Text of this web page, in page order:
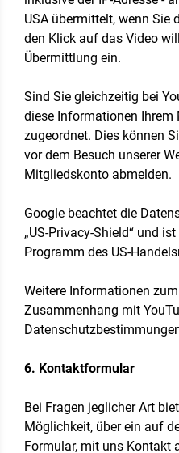
USA übermittelt, wenn Sie
den Klick auf das Video
Übermittlung ein.
Sind Sie gleichzeitig bei
diese Informationen Ihrem
zugeordnet. Dies können
vor dem Besuch unserer
Mitgliedskonto abmelden.
Google beachtet die
„US-Privacy-Shield“ und
Programm des US-
Weitere Informationen
Zusammenhang mit
6. Kontaktformular
Bei Fragen jeglicher Art
Möglichkeit, über ein auf
Formular, mit uns Kontakt